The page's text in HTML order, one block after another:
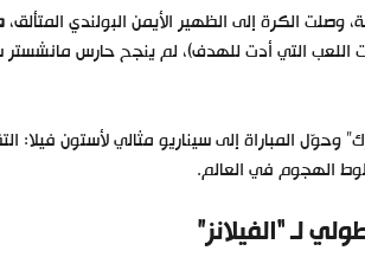
اللعب التي أدت للهدف)، لم ينجح حارس
وحوّل المباراة إلى سيناريو مثالي لأستون فيلا:
الهجوم في العالم.
لـ “الفيلانز”